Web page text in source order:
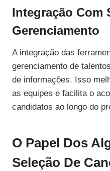
Integração Com
Gerenciamento
A integração das
gerenciamento de
de informações. Isso
as equipes e facilita o
candidatos ao longo do
O Papel Dos
Seleção De